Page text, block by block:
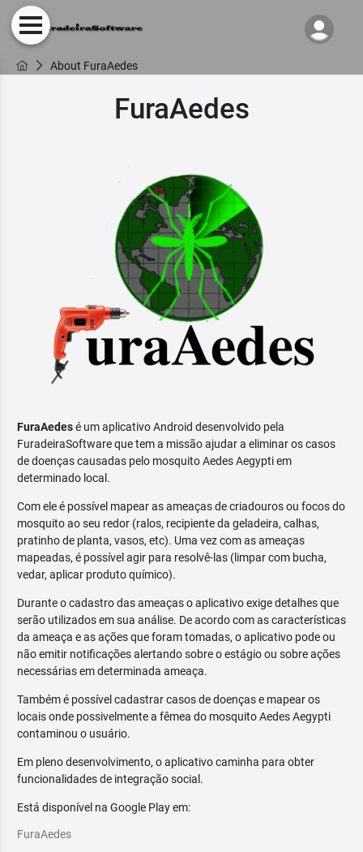
About FuraAedes
FuraAedes
FuraAedesé um aplicativo Android desenvolvido pela
FuradeiraSoftware que tem a missão ajudar a eliminar os casos
de doenças causadas pelo mosquito Aedes Aegypti em
determinado local.
Com ele é possível mapear as ameaças de criadouros ou focos do
mosquito ao seu redor (ralos, recipiente da geladeira, calhas,
pratinho de planta, vasos, etc). Uma vez com as ameaças
mapeadas, é possível agir para resolvê-las (limpar com bucha,
vedar, aplicar produto químico).
Durante o cadastro das ameaças o aplicativo exige detalhes que
serão utilizados em sua análise. De acordo com as características
da ameaça e as ações que foram tomadas, o aplicativo pode ou
não emitir notificações alertando sobre o estágio ou sobre ações
necessárias em determinada ameaça.
Também é possível cadastrar casos de doenças e mapear os
locais onde possivelmente a fêmea do mosquito Aedes Aegypti
contaminou o usuário.
Em pleno desenvolvimento, o aplicativo caminha para obter
funcionalidades de integração social.
Está disponível na Google Play em:
FuraAedes